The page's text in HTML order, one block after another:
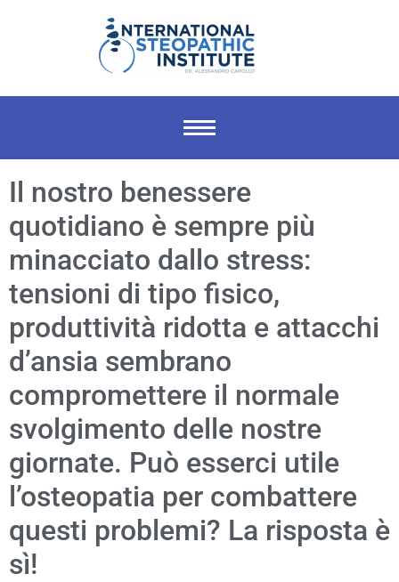
Il nostro benessere
quotidiano è sempre più
minacciato dallo stress:
tensioni di tipo fisico,
produttività ridotta e attacchi
d’ansia sembrano
compromettere il normale
svolgimento delle nostre
giornate. Può esserci utile
l’osteopatia per combattere
questi problemi? La risposta è
sì!